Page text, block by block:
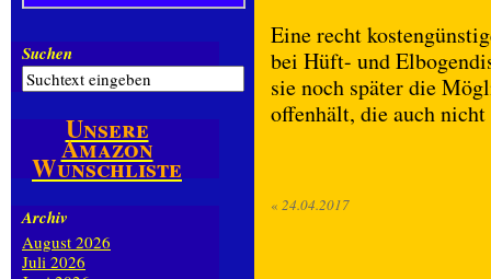
Eine recht
bei Hüft- und
sie noch später die
offenhält, die auch
« 24.04.2017
Suchen
Unsere
Amazon
Wunschliste
Archiv
August 2026
Juli 2026